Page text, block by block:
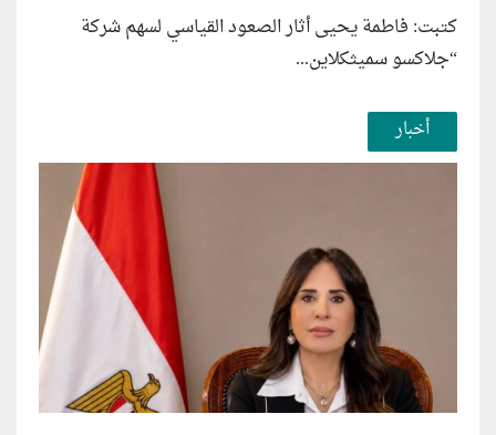
كتبت: فاطمة يحيى أثار الصعود القياسي لسهم شركة
“جلاكسو سميثكلاين...
أخبار